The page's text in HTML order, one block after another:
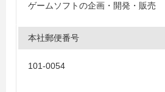
ゲームソフトの企画・開発・販売
本社郵便番号
101-0054